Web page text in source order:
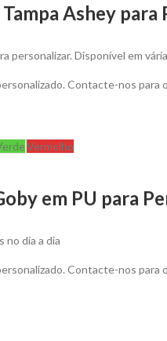
Ashey para
personalizar. Disponível em
Contacte-nos
Vermelho
em PU para
no dia a dia
Contacte-nos